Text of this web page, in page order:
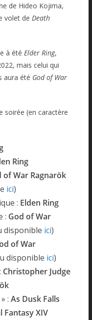
de Hideo Kojima,
volet de Death
à été Elder Ring,
mais celui qui
aura été God of War
soirée (en caractère
Ring
of War Ragnarök
ici)
: Elden Ring
: God of War
disponible ici)
of War
disponible ici)
Christopher Judge
: As Dusk Falls
Fantasy XIV